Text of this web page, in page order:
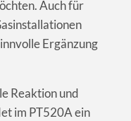
Auch für
Ergänzung
Reaktion und
im PT520A ein